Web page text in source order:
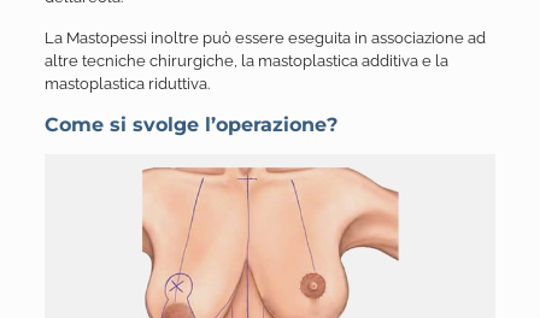
La Mastopessi inoltre può essere eseguita in associazione ad
altre tecniche chirurgiche, la mastoplastica additiva e la
mastoplastica riduttiva.
Come si svolge l’operazione?